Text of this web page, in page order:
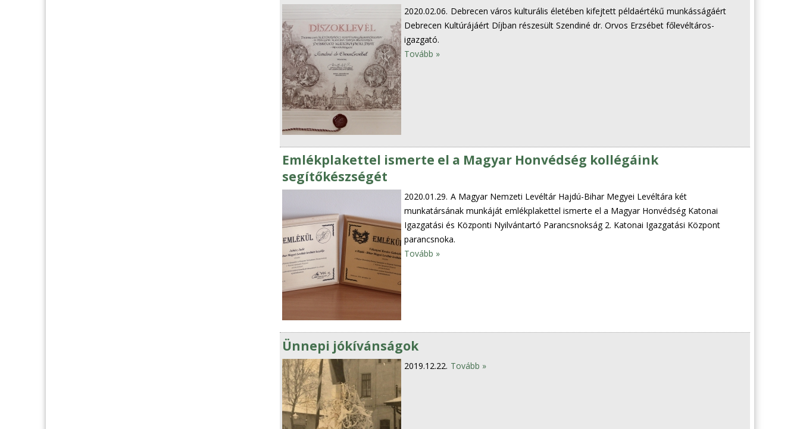
2020.02.06. Debrecen város kulturális életében kifejtett példaértékű munkásságáért
Debrecen Kultúrájáért Díjban részesült Szendiné dr. Orvos Erzsébet főlevéltáros-
igazgató.
Tovább »
Emlékplakettel ismerte el a Magyar Honvédség kollégáink
segítőkészségét
2020.01.29. A Magyar Nemzeti Levéltár Hajdú-Bihar Megyei Levéltára két
munkatársának munkáját emlékplakettel ismerte el a Magyar Honvédség Katonai
Igazgatási és Központi Nyilvántartó Parancsnokság 2. Katonai Igazgatási Központ
parancsnoka.
Tovább »
Ünnepi jókívánságok
2019.12.22. Tovább »